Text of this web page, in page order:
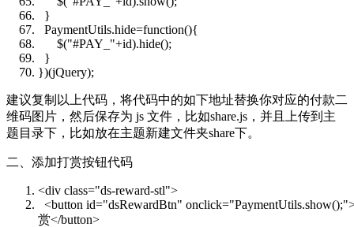
}
PaymentUtils.hide=function(){
$("#PAY_"+id).hide();
}
})(jQuery);
建议复制以上代码，将代码中的如下地址替换你对应的付款二
维码图片，然后保存为 js 文件，比如share.js，并且上传到主
题目录下，比如放在主题新建文件夹share下。
二、添加打赏按钮代码
<div class="ds-reward-stl">
<button id="dsRewardBtn" onclick="PaymentUtils.show();"
赏</button>